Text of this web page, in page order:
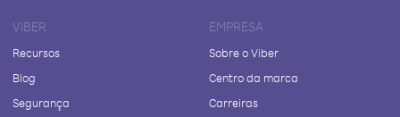
VIBER
Recursos
Blog
Segurança
EMPRESA
Sobre o Viber
Centro da marca
Carreiras